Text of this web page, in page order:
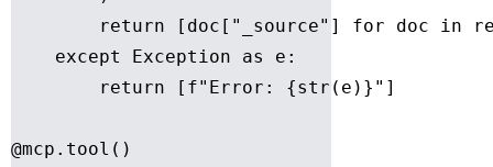
return [doc["_source"] for doc in
    except Exception as e:
        return [f"Error: {str(e)}"]
@mcp.tool()